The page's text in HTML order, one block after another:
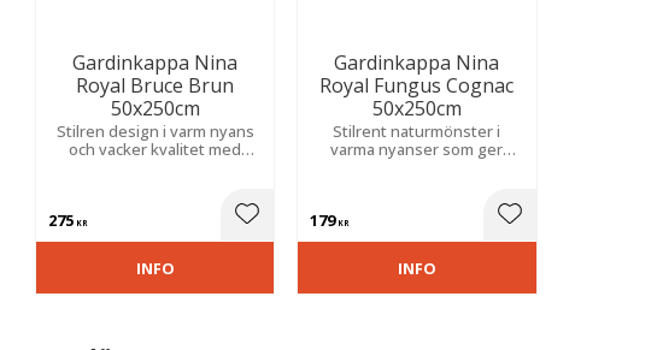
Gardinkappa Nina
Royal Bruce Brun
50x250cm
Stilren design i varm nyans
och vacker kvalitet med
275 KR Lägg till i favoriter
INFO
Gardinkappa Nina
Royal Fungus Cognac
50x250cm
Stilrent naturmönster i
varma nyanser som ger
179KR Lägg till i favoriter
INFO